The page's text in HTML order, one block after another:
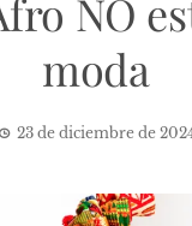
NO
moda
23 de diciembre de